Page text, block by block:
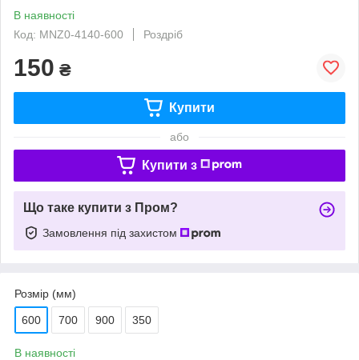
В наявності
Код: MNZ0-4140-600
Роздріб
150 ₴
Купити
або
Купити з
Що таке купити з Пром?
Замовлення під захистом
Розмір (мм)
600 700 900 350
В наявності